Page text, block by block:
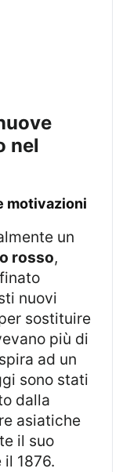
nel
motivazioni
rosso,
nuovi
sostituire
più di
ad un
sono stati
dalla
asiatiche
il suo
1876.